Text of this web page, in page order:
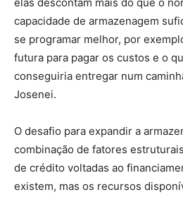
capacidade de armazenagem
se programar melhor, por
futura para pagar os custos e o
conseguiria entregar num
Josenei.
O desafio para expandir a
combinação de fatores
de crédito voltadas ao
existem, mas os recursos